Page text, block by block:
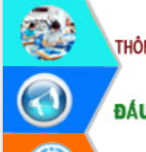
Hội nghị triển khai kết nối mạng
truyền số liệu chuyên dùng phục vụ cơ
quan Đảng, Nhà nước
Lễ phát động chuỗi hoạt động chung
tay làm sạch môi trường
Xã Ea Kar bước chuyển mình trong
công tác cải cách hành chính mô hình
mới
UBND tỉnh họp báo định kỳ tháng 4
năm 2026